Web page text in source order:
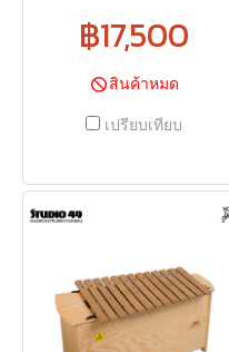
฿17,500
สินค้าหมด
เปรียบเทียบ